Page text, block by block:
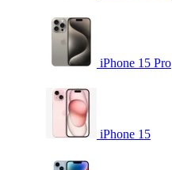
iPhone 15 Pro
iPhone 15